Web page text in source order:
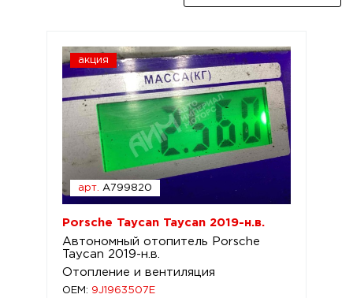
акция
арт. A799820
Porsche Taycan Taycan 2019-н.в.
Автономный отопитель Porsche
Taycan 2019-н.в.
Отопление и вентиляция
OEM: 9J1963507E